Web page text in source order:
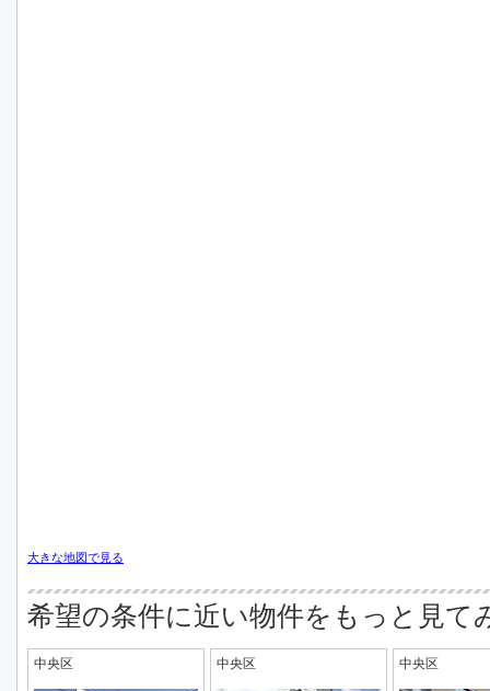
大きな地図で見る
希望の条件に近い物件をもっと見て
中央区 中央区 中央区